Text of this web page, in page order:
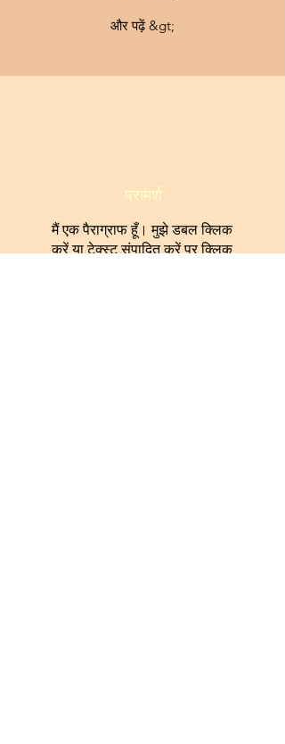
और पढ़ें &gt;
परामर्श
मैं एक पैराग्राफ हूँ। मुझे डबल क्लिक
करें या टेक्स्ट संपादित करें पर क्लिक